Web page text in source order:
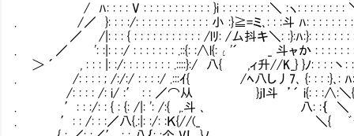
/ ﾊ: : : : V : : : : : : : : : : : }i : : : : : : : :＼ :ヽ: : : : : : : :
. /／ }: : : :/: : : : : : : : : : : : 小 :}≧=ミ､: : :斗 ﾊ: : : : : : : :
／ /|: : : { : : : : : : : : : : : /lﾘ: /厶抖キ＼: :}:ﾊ:}: : : : : : : :
. ／ ': :|: : :/ : : : : : : : .::{: :∧l{:ι'´ _ 斗ャか : : : : : : : :
＞ ´ , : : : |: :/: : : : : : : : .::::}:/ 八{ ,ィ升//K_} }ﾉ: : : :丶: :
. /: : : : ; /:/:/ : : : :/ .:::ｲ{ /ﾍ八し丿7､ {: : : :}､: ﾊ: :
/: : : : /: i/ :′ : : ／⌒从 }ｊｌ斗 ’´ i{: : :∧:＼{ : :
. ′: : :/: : { : {: /|: ': /:{ ,.斗 ､ 八: :｛ ＼ ＼:
. ′: : /: : :／八{.:|: :/: :Ｋ{//(_ ＼{ ﾞヽﾍ、 : ＼